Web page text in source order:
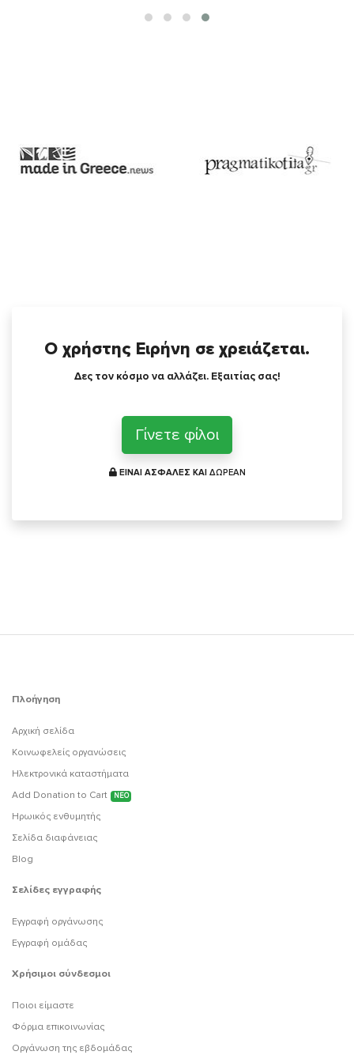
Ο χρήστης Ειρήνη σε χρειάζεται.
Δες τον κόσμο να αλλάζει. Εξαιτίας σας!
Γίνετε φίλοι
ΕΙΝΑΙ ΑΣΦΑΛΕΣ ΚΑΙ ΔΩΡΕΑΝ
Πλοήγηση
Αρχική σελίδα
Κοινωφελείς οργανώσεις
Ηλεκτρονικά καταστήματα
Add Donation to Cart
ΝΕΟ
Ηρωικός ενθυμητής
Σελίδα διαφάνειας
Blog
Σελίδες εγγραφής
Εγγραφή οργάνωσης
Εγγραφή ομάδας
Χρήσιμοι σύνδεσμοι
Ποιοι είμαστε
Φόρμα επικοινωνίας
Οργάνωση της εβδομάδας